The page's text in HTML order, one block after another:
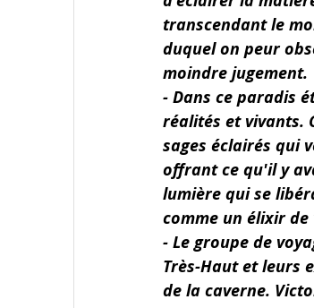
transcendant le
duquel on peur
moindre jugement.
- Dans ce paradis
réalités et vivants.
sages éclairés qui
offrant ce qu'il y
lumière qui se
comme un élixir
- Le groupe de
Très-Haut et leurs
de la caverne.